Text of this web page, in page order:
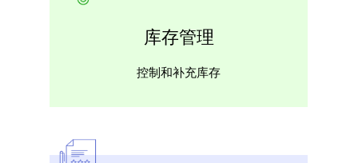
库存管理
控制和补充库存